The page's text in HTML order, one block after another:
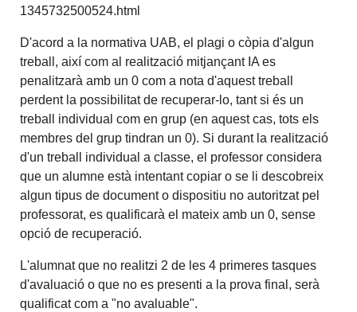
1345732500524.html
D'acord a la normativa UAB, el plagi o còpia d'algun
treball, així com al realització mitjançant IA es
penalitzarà amb un 0 com a nota d'aquest treball
perdent la possibilitat de recuperar-lo, tant si és un
treball individual com en grup (en aquest cas, tots els
membres del grup tindran un 0). Si durant la realització
d'un treball individual a classe, el professor considera
que un alumne està intentant copiar o se li descobreix
algun tipus de document o dispositiu no autoritzat pel
professorat, es qualificarà el mateix amb un 0, sense
opció de recuperació.
L'alumnat que no realitzi 2 de les 4 primeres tasques
d'avaluació o que no es presenti a la prova final, serà
qualificat com a "no avaluable".